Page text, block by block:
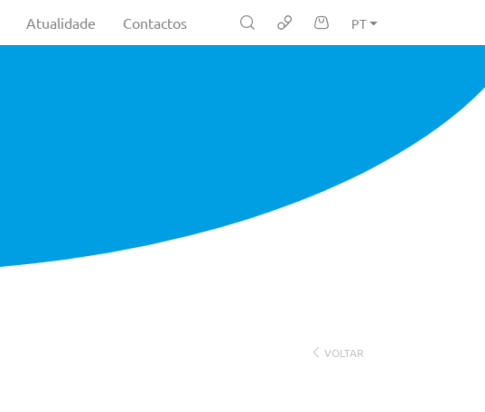
Atualidade Contactos PT
VOLTAR